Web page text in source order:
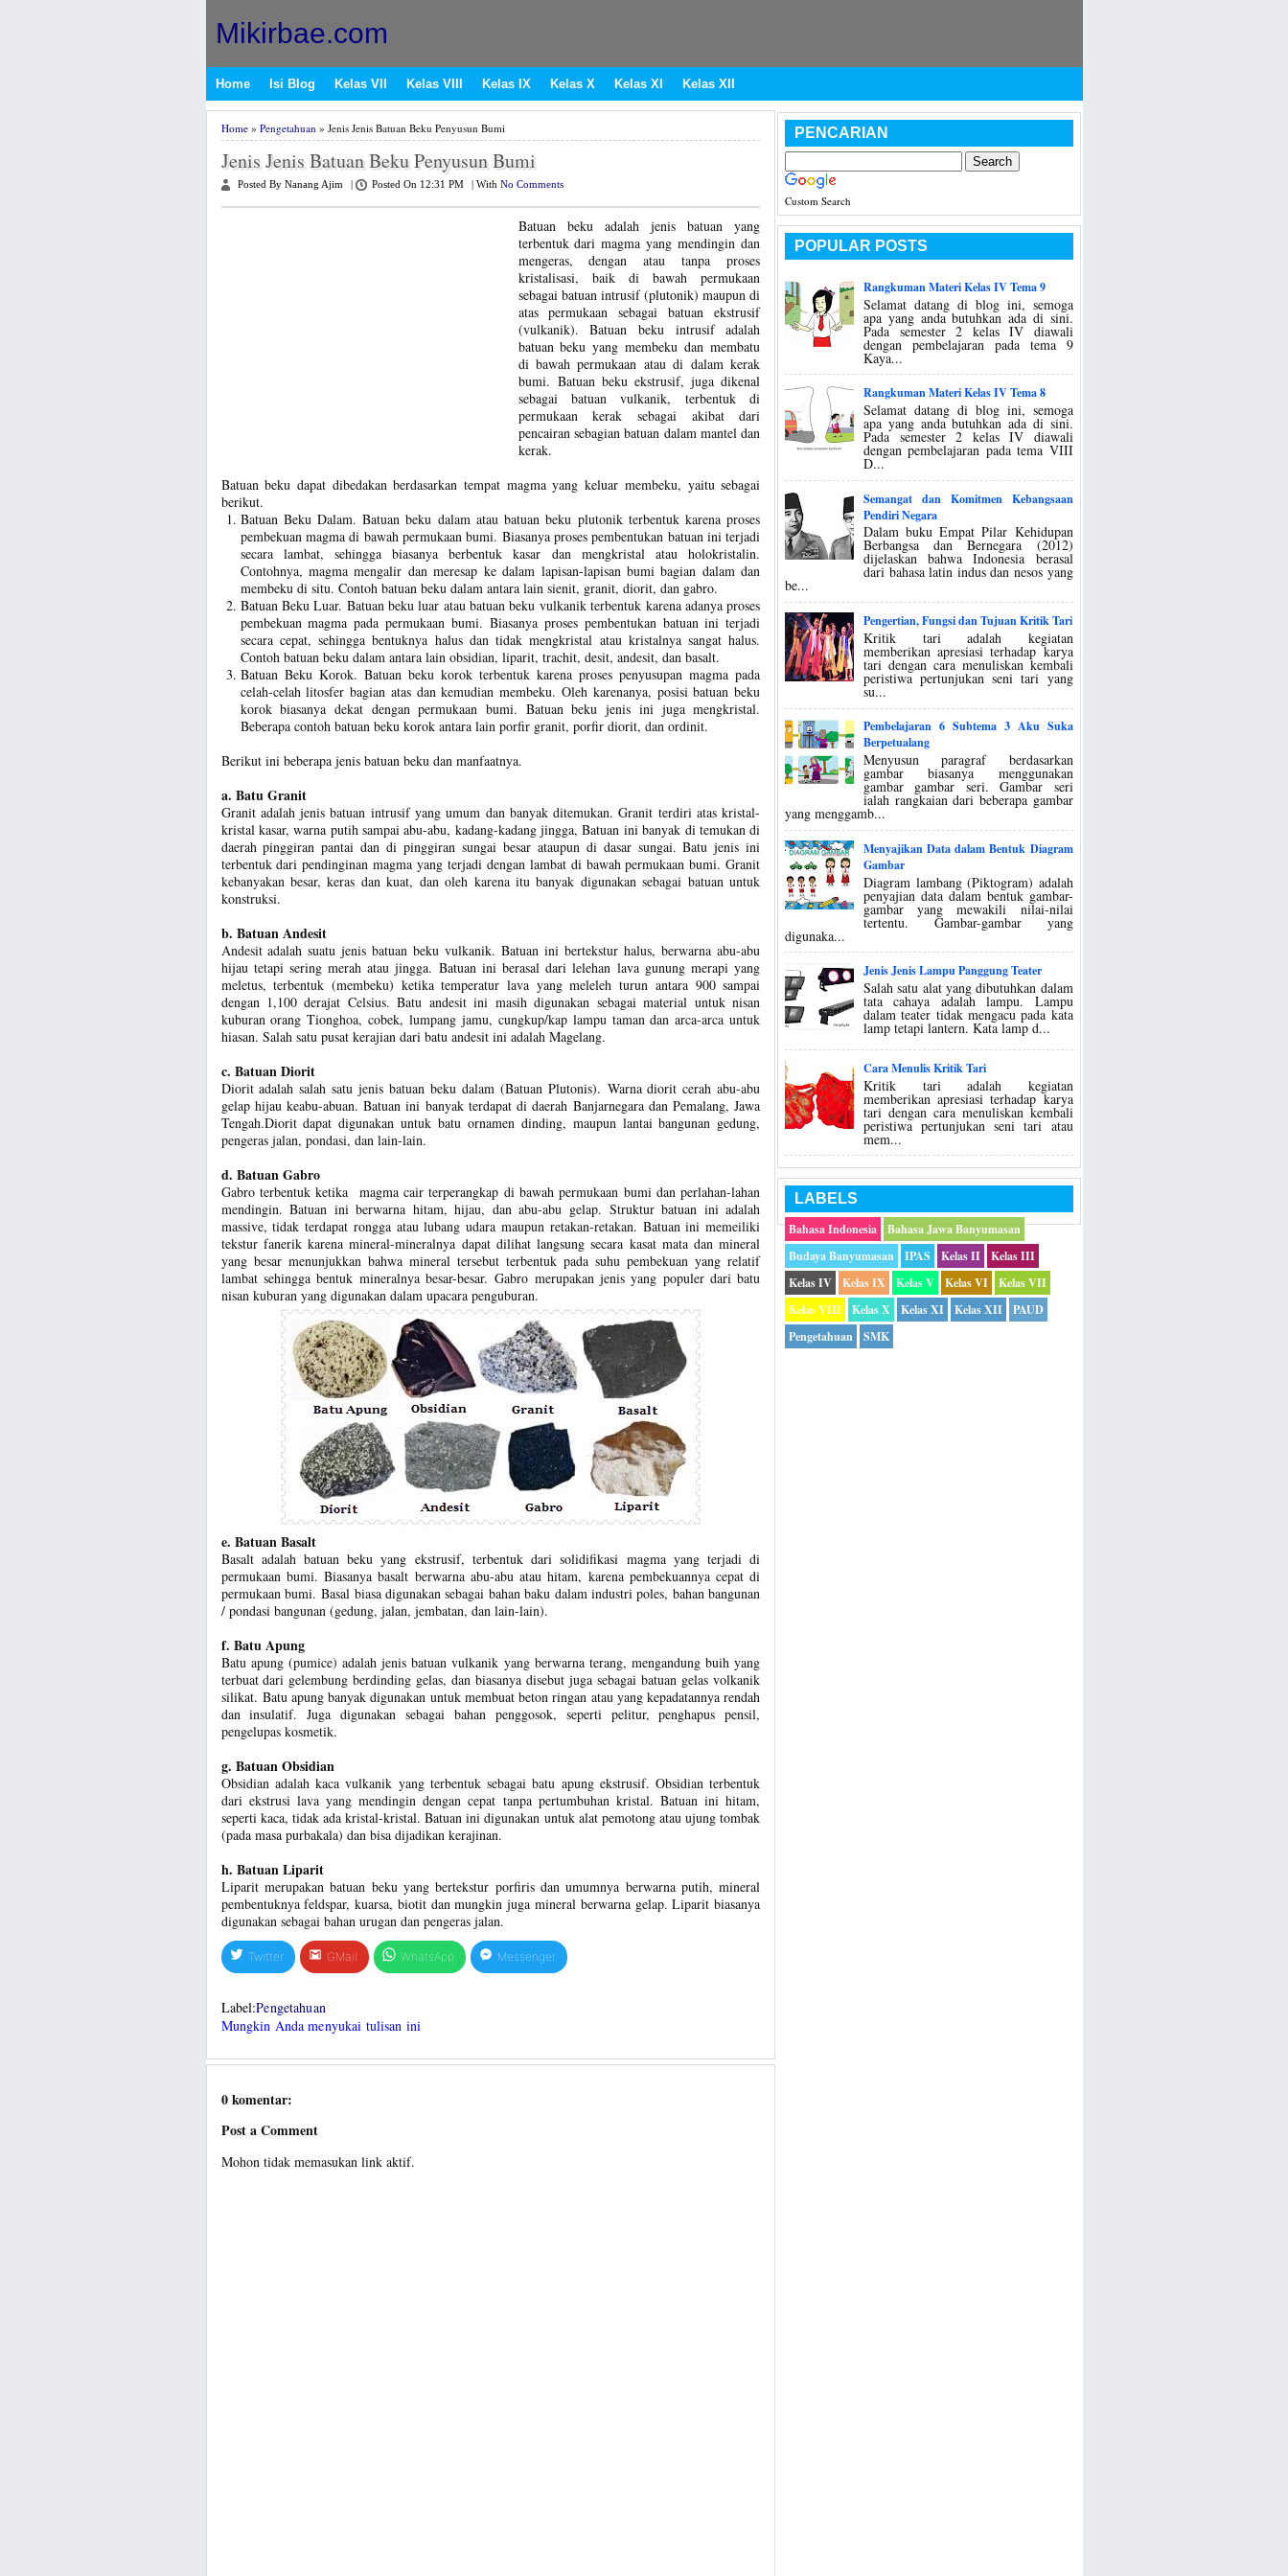
Mikirbae.com
Home Isi Blog Kelas VII Kelas VIII Kelas IX Kelas X Kelas XI Kelas XII
Home» Pengetahuan» Jenis Jenis Batuan Beku Penyusun Bumi
Jenis Jenis Batuan Beku Penyusun Bumi
Posted By Nanang Ajim Posted On 12:31 PM With No Comments
Batuan beku adalah jenis batuan yang
terbentuk dari magma yang mendingin dan
mengeras, dengan atau tanpa proses
kristalisasi, baik di bawah permukaan
sebagai batuan intrusif (plutonik) maupun di
atas permukaan sebagai batuan ekstrusif
(vulkanik). Batuan beku intrusif adalah
batuan beku yang membeku dan membatu
di bawah permukaan atau di dalam kerak
bumi. Batuan beku ekstrusif, juga dikenal
sebagai batuan vulkanik, terbentuk di
permukaan kerak sebagai akibat dari
pencairan sebagian batuan dalam mantel dan
kerak.
Batuan beku dapat dibedakan berdasarkan tempat magma yang keluar membeku, yaitu sebagai
berikut.
Batuan Beku Dalam. Batuan beku dalam atau batuan beku plutonik terbentuk karena proses
pembekuan magma di bawah permukaan bumi. Biasanya proses pembentukan batuan ini terjadi
secara lambat, sehingga biasanya berbentuk kasar dan mengkristal atau holokristalin.
Contohnya, magma mengalir dan meresap ke dalam lapisan-lapisan bumi bagian dalam dan
membeku di situ. Contoh batuan beku dalam antara lain sienit, granit, diorit, dan gabro.
Batuan Beku Luar. Batuan beku luar atau batuan beku vulkanik terbentuk karena adanya proses
pembekuan magma pada permukaan bumi. Biasanya proses pembentukan batuan ini terjadi
secara cepat, sehingga bentuknya halus dan tidak mengkristal atau kristalnya sangat halus.
Contoh batuan beku dalam antara lain obsidian, liparit, trachit, desit, andesit, dan basalt.
Batuan Beku Korok. Batuan beku korok terbentuk karena proses penyusupan magma pada
celah-celah litosfer bagian atas dan kemudian membeku. Oleh karenanya, posisi batuan beku
korok biasanya dekat dengan permukaan bumi. Batuan beku jenis ini juga mengkristal.
Beberapa contoh batuan beku korok antara lain porfir granit, porfir diorit, dan ordinit.
Berikut ini beberapa jenis batuan beku dan manfaatnya.
a. Batu Granit
Granit adalah jenis batuan intrusif yang umum dan banyak ditemukan. Granit terdiri atas kristal-
kristal kasar, warna putih sampai abu-abu, kadang-kadang jingga, Batuan ini banyak di temukan di
daerah pinggiran pantai dan di pinggiran sungai besar ataupun di dasar sungai. Batu jenis ini
terbentuk dari pendinginan magma yang terjadi dengan lambat di bawah permukaan bumi. Granit
kebanyakan besar, keras dan kuat, dan oleh karena itu banyak digunakan sebagai batuan untuk
konstruksi.
b. Batuan Andesit
Andesit adalah suatu jenis batuan beku vulkanik. Batuan ini bertekstur halus, berwarna abu-abu
hijau tetapi sering merah atau jingga. Batuan ini berasal dari lelehan lava gunung merapi yang
meletus, terbentuk (membeku) ketika temperatur lava yang meleleh turun antara 900 sampai
dengan 1,100 derajat Celsius. Batu andesit ini masih digunakan sebagai material untuk nisan
kuburan orang Tionghoa, cobek, lumpang jamu, cungkup/kap lampu taman dan arca-arca untuk
hiasan. Salah satu pusat kerajian dari batu andesit ini adalah Magelang.
c. Batuan Diorit
Diorit adalah salah satu jenis batuan beku dalam (Batuan Plutonis). Warna diorit cerah abu-abu
gelap hijau keabu-abuan. Batuan ini banyak terdapat di daerah Banjarnegara dan Pemalang, Jawa
Tengah.Diorit dapat digunakan untuk batu ornamen dinding, maupun lantai bangunan gedung,
pengeras jalan, pondasi, dan lain-lain.
d. Batuan Gabro
Gabro terbentuk ketika magma cair terperangkap di bawah permukaan bumi dan perlahan-lahan
mendingin. Batuan ini berwarna hitam, hijau, dan abu-abu gelap. Struktur batuan ini adalah
massive, tidak terdapat rongga atau lubang udara maupun retakan-retakan. Batuan ini memeiliki
tekstur fanerik karena mineral-mineralnya dapat dilihat langsung secara kasat mata dan mineral
yang besar menunjukkan bahwa mineral tersebut terbentuk pada suhu pembekuan yang relatif
lambat sehingga bentuk mineralnya besar-besar. Gabro merupakan jenis yang populer dari batu
nisan kuburan yang digunakan dalam upacara penguburan.
e. Batuan Basalt
Basalt adalah batuan beku yang ekstrusif, terbentuk dari solidifikasi magma yang terjadi di
permukaan bumi. Biasanya basalt berwarna abu-abu atau hitam, karena pembekuannya cepat di
permukaan bumi. Basal biasa digunakan sebagai bahan baku dalam industri poles, bahan bangunan
/ pondasi bangunan (gedung, jalan, jembatan, dan lain-lain).
f. Batu Apung
Batu apung (pumice) adalah jenis batuan vulkanik yang berwarna terang, mengandung buih yang
terbuat dari gelembung berdinding gelas, dan biasanya disebut juga sebagai batuan gelas volkanik
silikat. Batu apung banyak digunakan untuk membuat beton ringan atau yang kepadatannya rendah
dan insulatif. Juga digunakan sebagai bahan penggosok, seperti pelitur, penghapus pensil,
pengelupas kosmetik.
g. Batuan Obsidian
Obsidian adalah kaca vulkanik yang terbentuk sebagai batu apung ekstrusif. Obsidian terbentuk
dari ekstrusi lava yang mendingin dengan cepat tanpa pertumbuhan kristal. Batuan ini hitam,
seperti kaca, tidak ada kristal-kristal. Batuan ini digunakan untuk alat pemotong atau ujung tombak
(pada masa purbakala) dan bisa dijadikan kerajinan.
h. Batuan Liparit
Liparit merupakan batuan beku yang bertekstur porfiris dan umumnya berwarna putih, mineral
pembentuknya feldspar, kuarsa, biotit dan mungkin juga mineral berwarna gelap. Liparit biasanya
digunakan sebagai bahan urugan dan pengeras jalan.
Twitter GMail WhatsApp Messenger
Label:Pengetahuan
Mungkin Anda menyukai tulisan ini
0 komentar:
Post a Comment
Mohon tidak memasukan link aktif.
PENCARIAN
Custom Search
POPULAR POSTS
Rangkuman Materi Kelas IV Tema 9
Selamat datang di blog ini, semoga
apa yang anda butuhkan ada di sini.
Pada semester 2 kelas IV diawali
dengan pembelajaran pada tema 9
Kaya...
Rangkuman Materi Kelas IV Tema 8
Selamat datang di blog ini, semoga
apa yang anda butuhkan ada di sini.
Pada semester 2 kelas IV diawali
dengan pembelajaran pada tema VIII
D...
Semangat dan Komitmen Kebangsaan
Pendiri Negara
Dalam buku Empat Pilar Kehidupan
Berbangsa dan Bernegara (2012)
dijelaskan bahwa Indonesia berasal
dari bahasa latin indus dan nesos yang
be...
Pengertian, Fungsi dan Tujuan Kritik Tari
Kritik tari adalah kegiatan
memberikan apresiasi terhadap karya
tari dengan cara menuliskan kembali
peristiwa pertunjukan seni tari yang
su...
Pembelajaran 6 Subtema 3 Aku Suka
Berpetualang
Menyusun paragraf berdasarkan
gambar biasanya menggunakan
gambar gambar seri. Gambar seri
ialah rangkaian dari beberapa gambar
yang menggamb...
Menyajikan Data dalam Bentuk Diagram
Gambar
Diagram lambang (Piktogram) adalah
penyajian data dalam bentuk gambar-
gambar yang mewakili nilai-nilai
tertentu. Gambar-gambar yang
digunaka...
Jenis Jenis Lampu Panggung Teater
Salah satu alat yang dibutuhkan dalam
tata cahaya adalah lampu. Lampu
dalam teater tidak mengacu pada kata
lamp tetapi lantern. Kata lamp d...
Cara Menulis Kritik Tari
Kritik tari adalah kegiatan
memberikan apresiasi terhadap karya
tari dengan cara menuliskan kembali
peristiwa pertunjukan seni tari atau
mem...
LABELS
Bahasa Indonesia
Bahasa Jawa Banyumasan
Budaya Banyumasan
IPAS Kelas II
Kelas III
Kelas IV
Kelas IX Kelas V Kelas VI
Kelas VII
Kelas VIII
Kelas X Kelas XI Kelas XII
PAUD
Pengetahuan
SMK